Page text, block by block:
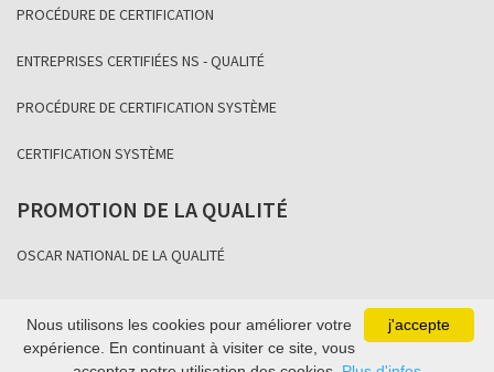
PROCÉDURE DE CERTIFICATION
ENTREPRISES CERTIFIÉES NS - QUALITÉ
PROCÉDURE DE CERTIFICATION SYSTÈME
CERTIFICATION SYSTÈME
PROMOTION DE LA QUALITÉ
OSCAR NATIONAL DE LA QUALITÉ
Copyright Association Sénégalaise de Normalisation 2021
j'accepte
Nous utilisons les cookies pour améliorer votre
expérience. En continuant à visiter ce site, vous